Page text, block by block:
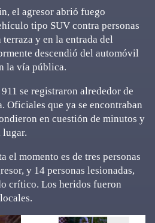
el agresor abrió fuego
tipo SUV contra personas
terraza y en la entrada del
descendió del automóvil
la vía pública.
se registraron alrededor de
Oficiales que ya se encontraban
en cuestión de minutos y
lugar.
el momento es de tres personas
y 14 personas lesionadas,
crítico. Los heridos fueron